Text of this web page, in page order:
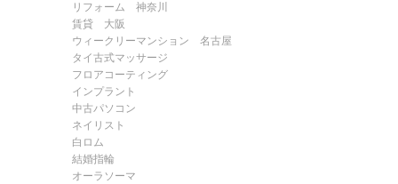
リフォーム 神奈川
賃貸 大阪
ウィークリーマンション 名古屋
タイ古式マッサージ
フロアコーティング
インプラント
中古パソコン
ネイリスト
白ロム
結婚指輪
オーラソーマ